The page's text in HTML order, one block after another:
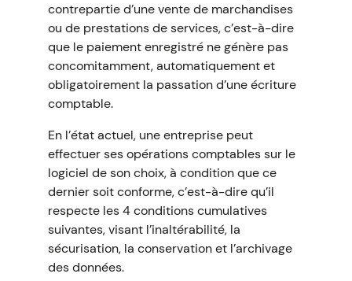
contrepartie d’une vente de marchandises
ou de prestations de services, c’est-à-dire
que le paiement enregistré ne génère pas
concomitamment, automatiquement et
obligatoirement la passation d’une écriture
comptable.
En l’état actuel, une entreprise peut
effectuer ses opérations comptables sur le
logiciel de son choix, à condition que ce
dernier soit conforme, c’est-à-dire qu’il
respecte les 4 conditions cumulatives
suivantes, visant l’inaltérabilité, la
sécurisation, la conservation et l’archivage
des données.